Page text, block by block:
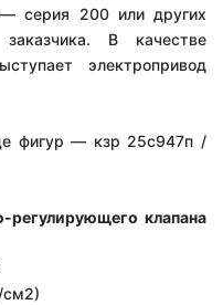
серия 200 или других
В качестве
электропривод
фигур — кзр 25с947п /
регулирующего клапана
см2)